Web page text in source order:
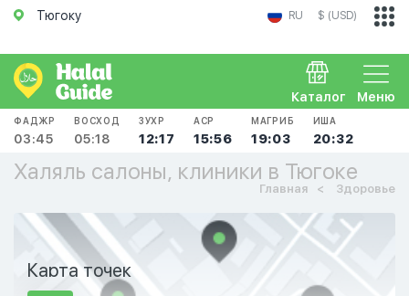
Тюгоку RU $ (USD)
Меню
Каталог
ФАДЖР
03:45
ВОСХОД
05:18
ЗУХР
12:17
АСР
15:56
МАГРИБ
19:03
ИША
20:32
Халяль салоны, клиники в Тюгоке
Главная Здоровье
Карта точек